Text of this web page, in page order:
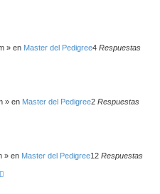
» en Master del Pedigree4 Respuestas
» en Master del Pedigree2 Respuestas
» en Master del Pedigree12 Respuestas